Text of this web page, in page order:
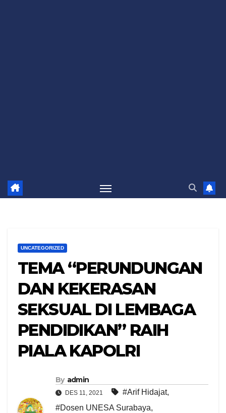
UNCATEGORIZED
TEMA “PERUNDUNGAN
DAN KEKERASAN
SEKSUAL DI LEMBAGA
PENDIDIKAN” RAIH
PIALA KAPOLRI
By admin
DES 11, 2021 #Arif Hidajat,
#Dosen UNESA Surabaya,